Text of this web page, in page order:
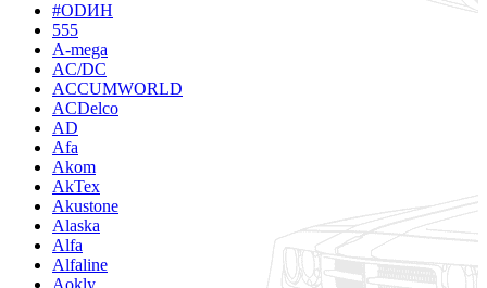
#ODИН
555
A-mega
AC/DC
ACCUMWORLD
ACDelco
AD
Afa
Akom
AkTex
Akustone
Alaska
Alfa
Alfaline